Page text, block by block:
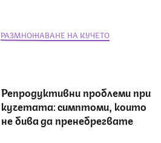
РАЗМНОЖАВАНЕ НА КУЧЕТО
Репродуктивни проблеми при
кучетата: симптоми, които
не бива да пренебрегвате